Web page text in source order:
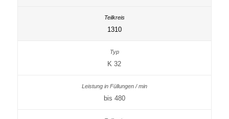
1310
K 32
bis 480